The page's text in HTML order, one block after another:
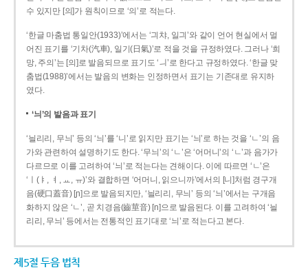
수 있지만 [의]가 원칙이므로 ‘의’로 적는다.
‘한글 마춤법 통일안(1933)’에서는 ‘긔챠, 일긔’와 같이 언어 현실에서 멀
어진 표기를 ‘기차(汽車), 일기(日氣)’로 적을 것을 규정하였다. 그러나 ‘희
망, 주의’는 [의]로 발음되므로 표기도 ‘ㅢ’로 한다고 규정하였다. ‘한글 맞
춤법(1988)’에서는 발음의 변화는 인정하면서 표기는 기존대로 유지하
였다.
‘늬’의 발음과 표기
‘늴리리, 무늬’ 등의 ‘늬’를 ‘니’로 읽지만 표기는 ‘늬’로 하는 것을 ‘ㄴ’의 음
가와 관련하여 설명하기도 한다. ‘무늬’의 ‘ㄴ’은 ‘어머니’의 ‘ㄴ’과 음가가
다르므로 이를 고려하여 ‘늬’로 적는다는 견해이다. 이에 따르면 ‘ㄴ’은
‘ㅣ(ㅑ, ㅕ, ㅛ, ㅠ)’와 결합하면 ‘어머니, 읽으니까’에서의 [니]처럼 경구개
음(硬口蓋音) [ɲ]으로 발음되지만, ‘늴리리, 무늬’ 등의 ‘늬’에서는 구개음
화하지 않은 ‘ㄴ’, 곧 치경음(齒莖音) [n]으로 발음된다. 이를 고려하여 ‘늴
리리, 무늬’ 등에서는 전통적인 표기대로 ‘늬’로 적는다고 본다.
제5절 두음 법칙